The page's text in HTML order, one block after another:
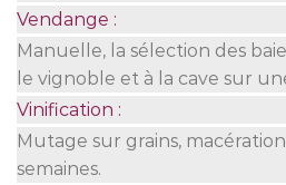
Vendange :
Manuelle, la sélection des
le vignoble et à la cave sur
Vinification :
Mutage sur grains,
semaines.